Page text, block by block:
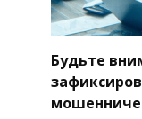
Будьте